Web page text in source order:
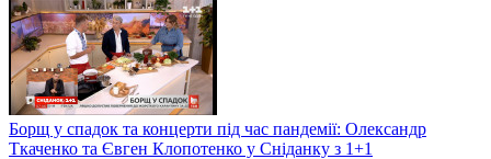
Борщ у спадок та концерти під час пандемії: Олександр
Ткаченко та Євген Клопотенко у Сніданку з 1+1